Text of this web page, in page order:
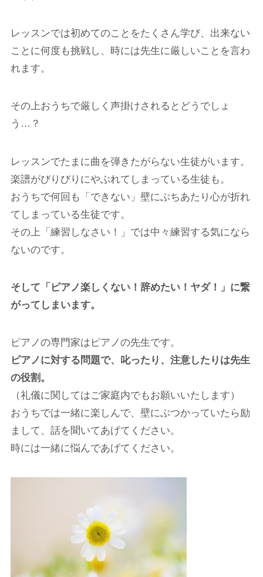
レッスンでは初めてのことをたくさん学び、出来ない
ことに何度も挑戦し、時には先生に厳しいことを言わ
れます。
その上おうちで厳しく声掛けされるとどうでしょ
う…？
レッスンでたまに曲を弾きたがらない生徒がいます。
楽譜がびりびりにやぶれてしまっている生徒も。
おうちで何回も「できない」壁にぶちあたり心が折れ
てしまっている生徒です。
その上「練習しなさい！」では中々練習する気になら
ないのです。
そして「ピアノ楽しくない！辞めたい！ヤダ！」に繋
がってしまいます。
ピアノの専門家はピアノの先生です。
ピアノに対する問題で、叱ったり、注意したりは先生
の役割。
（礼儀に関してはご家庭内でもお願いいたします）
おうちでは一緒に楽しんで、壁にぶつかっていたら励
まして、話を聞いてあげてください。
時には一緒に悩んであげてください。